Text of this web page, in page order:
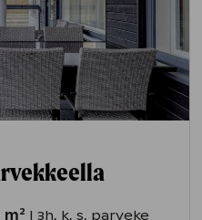
m2 | 3h, k, s, parveke